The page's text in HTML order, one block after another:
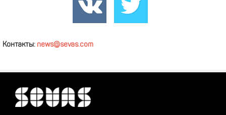
Контакты: news@sevas.com